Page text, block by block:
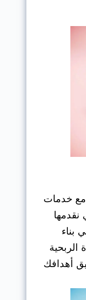
مع خدمات
نقدمها
بناء
الربحية
أهدافك